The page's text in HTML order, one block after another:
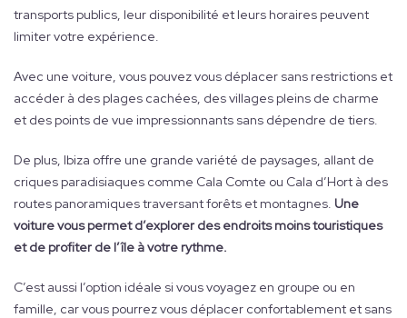
transports publics, leur disponibilité et leurs horaires peuvent
limiter votre expérience.
Avec une voiture, vous pouvez vous déplacer sans restrictions et
accéder à des plages cachées, des villages pleins de charme
et des points de vue impressionnants sans dépendre de tiers.
De plus, Ibiza offre une grande variété de paysages, allant de
criques paradisiaques comme Cala Comte ou Cala d’Hort à des
routes panoramiques traversant forêts et montagnes. Une
voiture vous permet d’explorer des endroits moins touristiques
et de profiter de l’île à votre rythme.
C’est aussi l’option idéale si vous voyagez en groupe ou en
famille, car vous pourrez vous déplacer confortablement et sans